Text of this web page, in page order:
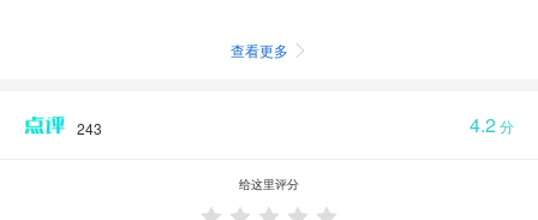
查看更多 
243 4.2分
给这里评分